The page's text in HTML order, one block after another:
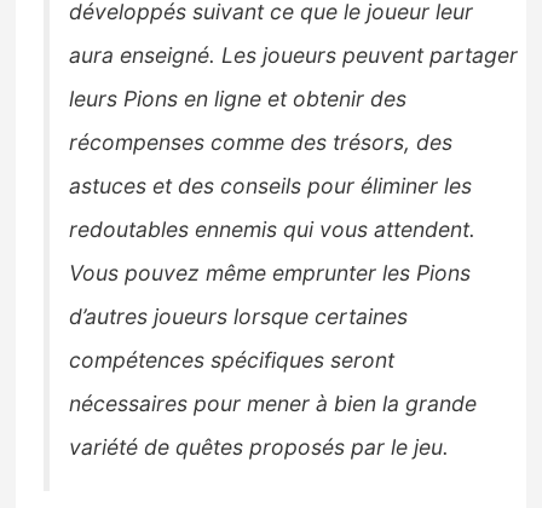
développés suivant ce que le joueur leur
aura enseigné. Les joueurs peuvent partager
leurs Pions en ligne et obtenir des
récompenses comme des trésors, des
astuces et des conseils pour éliminer les
redoutables ennemis qui vous attendent.
Vous pouvez même emprunter les Pions
d’autres joueurs lorsque certaines
compétences spécifiques seront
nécessaires pour mener à bien la grande
variété de quêtes proposés par le jeu.